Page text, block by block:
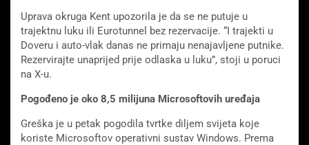
Uprava okruga Kent upozorila je da se ne putuje u
trajektnu luku ili Eurotunnel bez rezervacije. “I trajekti u
Doveru i auto-vlak danas ne primaju nenajavljene putnike.
Rezervirajte unaprijed prije odlaska u luku”, stoji u poruci
na X-u.
Pogođeno je oko 8,5 milijuna Microsoftovih uređaja
Greška je u petak pogodila tvrtke diljem svijeta koje
koriste Microsoftov operativni sustav Windows. Prema